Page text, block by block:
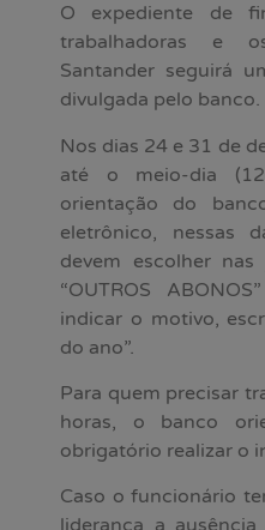
O expediente de
trabalhadoras e
Santander seguirá
divulgada pelo banco.
Nos dias 24 e 31 de
até o meio-dia
orientação do
eletrônico, nessas
devem escolher
“OUTROS
indicar o motivo,
do ano”.
Para quem precisar
horas, o banco
obrigatório realizar o
Caso o funcionário